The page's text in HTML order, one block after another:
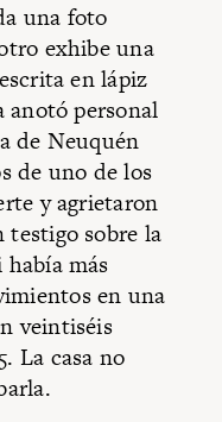
una foto
exhibe una
en lápiz
anotó personal
de Neuquén
de uno de los
y agrietaron
testigo sobre la
más
en una
veintiséis
La casa no